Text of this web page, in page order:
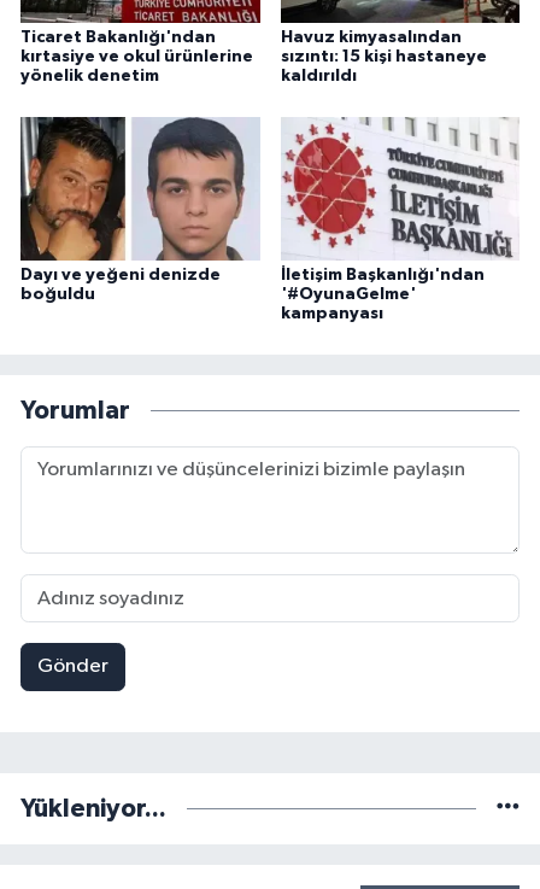
Ticaret Bakanlığı'ndan
kırtasiye ve okul ürünlerine
yönelik denetim
Havuz kimyasalından
sızıntı: 15 kişi hastaneye
kaldırıldı
Dayı ve yeğeni denizde
boğuldu
İletişim Başkanlığı'ndan
'#OyunaGelme'
kampanyası
Yorumlar
Gönder
Yükleniyor...